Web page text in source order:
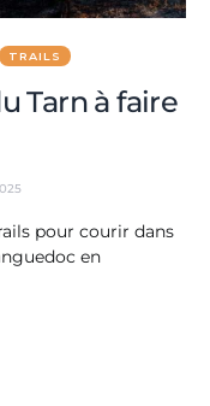
TRAILS
Tarn à faire
pour courir dans
en